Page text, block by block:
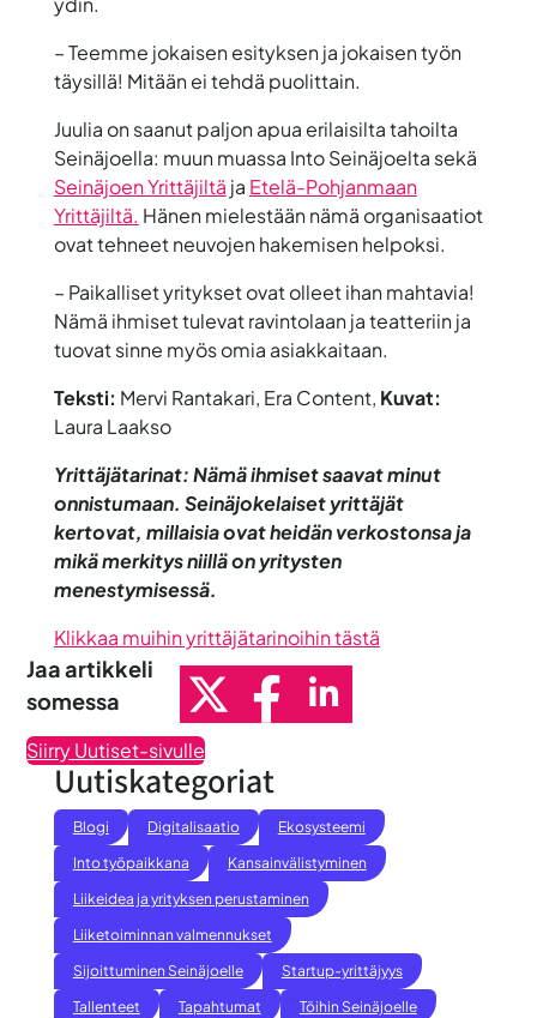
– Teemme jokaisen esityksen ja jokaisen työn
täysillä! Mitään ei tehdä puolittain.
Juulia on saanut paljon apua erilaisilta tahoilta
Seinäjoella: muun muassa Into Seinäjoelta sekä
Seinäjoen Yrittäjiltä ja Etelä-Pohjanmaan
Yrittäjiltä. Hänen mielestään nämä organisaatiot
ovat tehneet neuvojen hakemisen helpoksi.
– Paikalliset yritykset ovat olleet ihan mahtavia!
Nämä ihmiset tulevat ravintolaan ja teatteriin ja
tuovat sinne myös omia asiakkaitaan.
Teksti: Mervi Rantakari, Era Content, Kuvat:
Laura Laakso
Yrittäjätarinat: Nämä ihmiset saavat minut
onnistumaan. Seinäjokelaiset yrittäjät
kertovat, millaisia ovat heidän verkostonsa ja
mikä merkitys niillä on yritysten
menestymisessä.
Klikkaa muihin yrittäjätarinoihin tästä
Jaa artikkeli
somessa
Siirry Uutiset-sivulle
Uutiskategoriat
Blogi Digitalisaatio
Ekosysteemi
Into työpaikkana
Kansainvälistyminen
Liikeidea ja yrityksen perustaminen
Liiketoiminnan valmennukset
Sijoittuminen Seinäjoelle
Startup-yrittäjyys
Tallenteet
Tapahtumat
Töihin Seinäjoelle